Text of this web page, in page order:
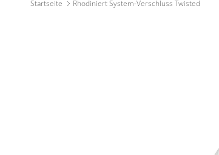
Startseite Rhodiniert System-Verschluss Twisted